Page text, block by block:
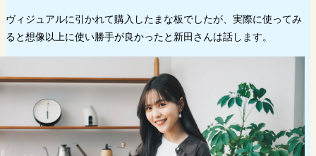
ヴィジュアルに引かれて購入したまな板でしたが、実際に使ってみ
ると想像以上に使い勝手が良かったと新田さんは話します。